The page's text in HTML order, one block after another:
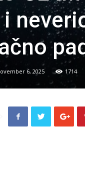
i
6, 2025 1714